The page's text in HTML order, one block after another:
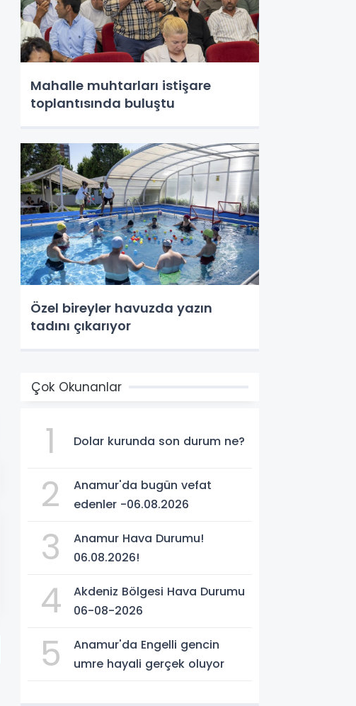
Mahalle muhtarları istişare
toplantısında buluştu
Özel bireyler havuzda yazın
tadını çıkarıyor
Çok Okunanlar
1 Dolar kurunda son durum ne?
2
Anamur'da bugün vefat
edenler -06.08.2026
3
Anamur Hava Durumu!
06.08.2026!
4
Akdeniz Bölgesi Hava Durumu
06-08-2026
5
Anamur'da Engelli gencin
umre hayali gerçek oluyor